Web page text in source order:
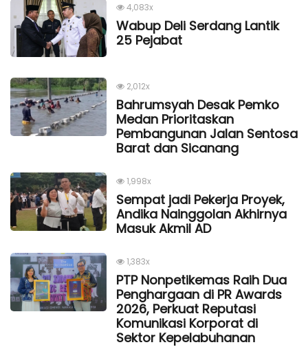
4,083x
Wabup Deli Serdang Lantik
25 Pejabat
2,012x
Bahrumsyah Desak Pemko
Medan Prioritaskan
Pembangunan Jalan Sentosa
Barat dan Sicanang
1,998x
Sempat jadi Pekerja Proyek,
Andika Nainggolan Akhirnya
Masuk Akmil AD
1,383x
PTP Nonpetikemas Raih Dua
Penghargaan di PR Awards
2026, Perkuat Reputasi
Komunikasi Korporat di
Sektor Kepelabuhanan